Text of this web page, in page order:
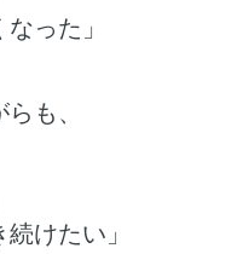
った」
も、
けたい」